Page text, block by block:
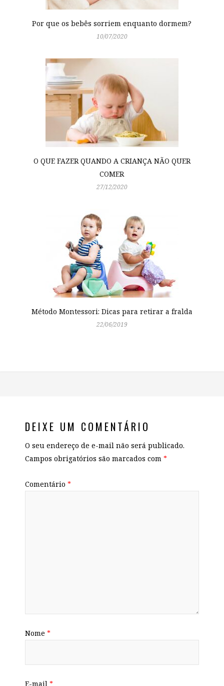
Por que os bebês sorriem enquanto dormem?
10/07/2020
O QUE FAZER QUANDO A CRIANÇA NÃO QUER
COMER
27/12/2020
Método Montessori: Dicas para retirar a fralda
22/06/2019
DEIXE UM COMENTÁRIO
O seu endereço de e-mail não será publicado.
Campos obrigatórios são marcados com *
Comentário *
Nome *
E-mail *